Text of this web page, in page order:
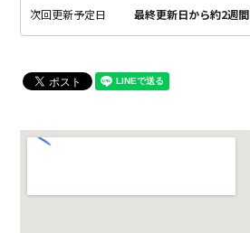
次回更新予定日
最終更新日から約2週間